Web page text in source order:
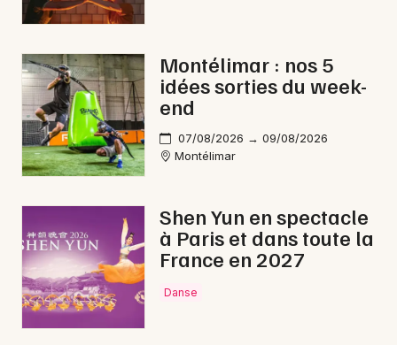
Montélimar : nos 5
idées sorties du week-
end
07/08/2026 → 09/08/2026
Montélimar
Shen Yun en spectacle
à Paris et dans toute la
France en 2027
Danse